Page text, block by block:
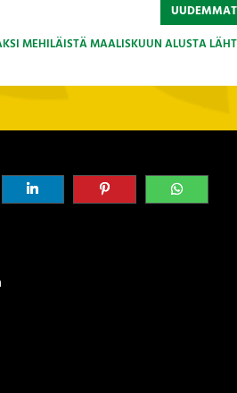
MEHILÄISTÄ MAALISKUUN ALUSTA